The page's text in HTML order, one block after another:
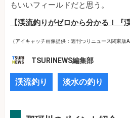
もいいフィールドだと思う。
【渓流釣りがゼロから分かる！『
（アイキャッチ画像提供：週刊つりニュース関東版
TSURINEWS編集部
渓流釣り 淡水の釣り